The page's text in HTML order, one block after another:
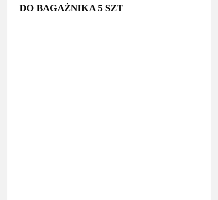
DO BAGAŻNIKA 5 SZT